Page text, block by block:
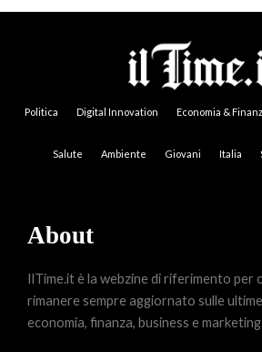
Politica Digital Innovation Economia &
Salute Ambiente Giovani Italia
About
IlTime.it è la webzine di riferimento per
rimanere sempre aggiornato sulle
economia, finanza, business e